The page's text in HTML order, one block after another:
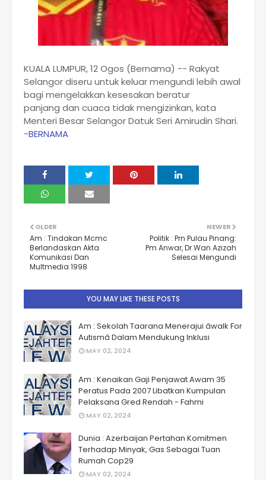
KUALA LUMPUR, 12 Ogos (Bernama) -- Rakyat
Selangor diseru untuk keluar mengundi lebih awal
bagi mengelakkan kesesakan beratur
panjang dan cuaca tidak mengizinkan, kata
Menteri Besar Selangor Datuk Seri Amirudin Shari.
-BERNAMA
NEWER
Politik : Prn Pulau Pinang:
Pm Anwar, Dr Wan Azizah
Selesai Mengundi
OLDER
Am : Tindakan Mcmc
Berlandaskan Akta
Komunikasi Dan
Multmedia 1998
YOU MAY LIKE THESE POSTS
Am : Sekolah Taarana Menerajui âwalk For
Autismâ Dalam Mendukung Inklusi
MAY 02, 2024
Am : Kenaikan Gaji Penjawat Awam 35
Peratus Pada 2007 Libatkan Kumpulan
Pelaksana Gred Rendah - Fahmi
MAY 02, 2024
Dunia : Azerbaijan Pertahan Komitmen
Terhadap Minyak, Gas Sebagai Tuan
Rumah Cop29
MAY 02, 2024